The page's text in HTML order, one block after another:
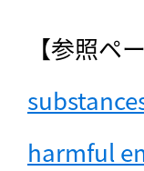
【参照ペ
harmful